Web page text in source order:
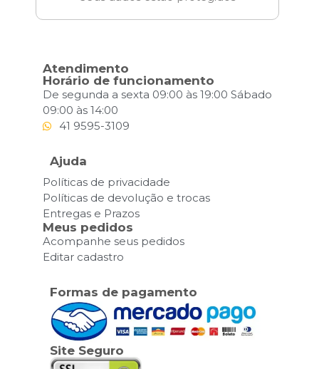
Atendimento
Horário de funcionamento
De segunda a sexta 09:00 às 19:00 Sábado
09:00 às 14:00
41 9595-3109
Ajuda
Políticas de privacidade
Políticas de devolução e trocas
Entregas e Prazos
Meus pedidos
Acompanhe seus pedidos
Editar cadastro
Formas de pagamento
Site Seguro